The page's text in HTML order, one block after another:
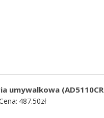
umywalkowa
487.50zł